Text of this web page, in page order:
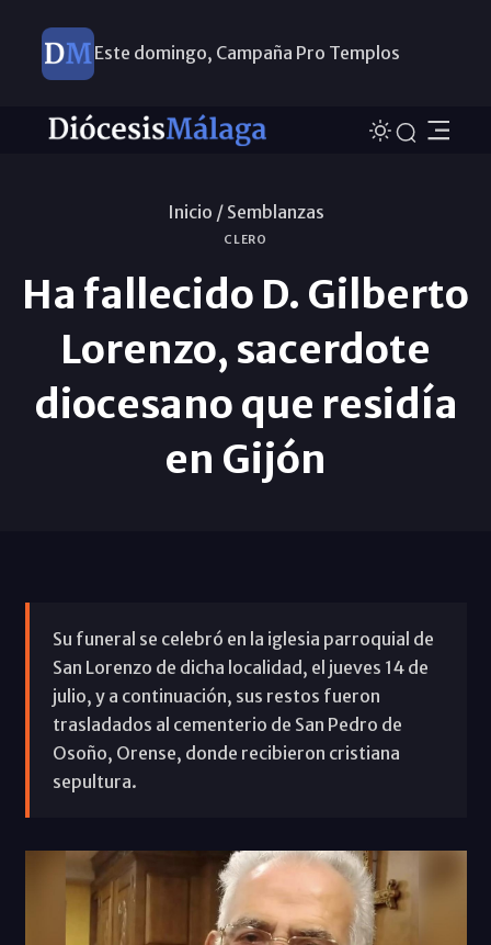
Este domingo, Campaña Pro Templos
Inicio / Semblanzas
CLERO
Ha fallecido D. Gilberto
Lorenzo, sacerdote
diocesano que residía
en Gijón
Su funeral se celebró en la iglesia parroquial de
San Lorenzo de dicha localidad, el jueves 14 de
julio, y a continuación, sus restos fueron
trasladados al cementerio de San Pedro de
Osoño, Orense, donde recibieron cristiana
sepultura.